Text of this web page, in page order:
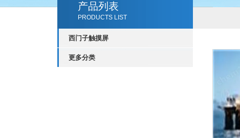
产品列表
PRODUCTS LIST
西门子触摸屏
更多分类